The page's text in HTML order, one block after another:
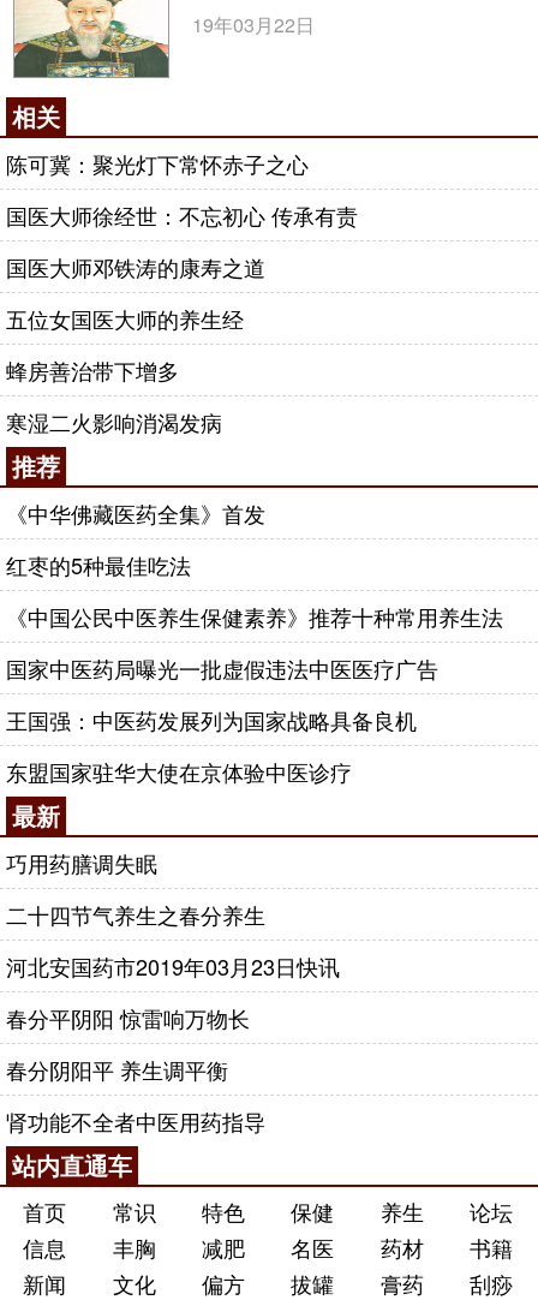
19年03月22日
相关
陈可冀：聚光灯下常怀赤子之心
国医大师徐经世：不忘初心 传承有责
国医大师邓铁涛的康寿之道
五位女国医大师的养生经
蜂房善治带下增多
寒湿二火影响消渴发病
推荐
《中华佛藏医药全集》首发
红枣的5种最佳吃法
《中国公民中医养生保健素养》推荐十种常用养生法
国家中医药局曝光一批虚假违法中医医疗广告
王国强：中医药发展列为国家战略具备良机
东盟国家驻华大使在京体验中医诊疗
最新
巧用药膳调失眠
二十四节气养生之春分养生
河北安国药市2019年03月23日快讯
春分平阴阳 惊雷响万物长
春分阴阳平 养生调平衡
肾功能不全者中医用药指导
站内直通车
首页 常识 特色 保健 养生
论坛
信息
丰胸 减肥 名医 药材
书籍
新闻
文化 偏方 拔罐 膏药
刮痧